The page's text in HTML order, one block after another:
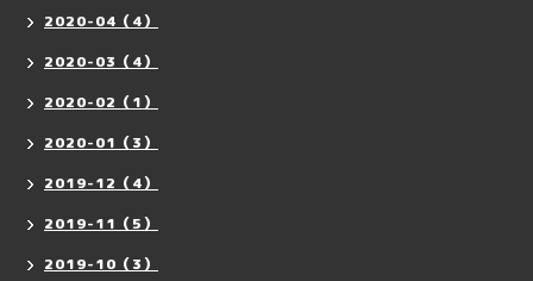
2020-04（4）
2020-03（4）
2020-02（1）
2020-01（3）
2019-12（4）
2019-11（5）
2019-10（3）